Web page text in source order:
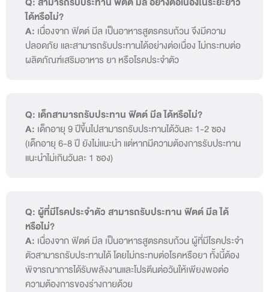
ได้หรือไม่?
A: เนื่องจาก ฟิตต์ มีล เป็นอาหารสูตรครบถ้วน จึงมีความ
ปลอดภัย และสามารถรับประทานได้อย่างต่อเนื่อง ไม่กระทบต่อ
ผลิตภัณฑ์เสริมอาหาร ยา หรือโรคประจำตัว
Q: เด็กสามารถรับประทาน ฟิตต์ มีล ได้หรือไม่?
A: เด็กอายุ 9 ปีขึ้นไปสามารถรับประทานได้วันละ 1-2 ซอง
(เด็กอายุ 6-8 ปี ยังไม่แนะนำ แต่หากมีความต้องการรับประทาน
แนะนำไม่เกินวันละ 1 ซอง)
Q: ผู้ที่มีโรคประจำตัว สามารถรับประทาน ฟิตต์ มีล ได้
หรือไม่?
A: เนื่องจาก ฟิตต์ มีล เป็นอาหารสูตรครบถ้วน ผู้ที่มีโรคประจำ
ตัวสามารถรับประทานได้ โดยไม่กระทบต่อโรคหรือยา ทั้งนี้ต้อง
พิจารณาการได้รับพลังงานและโปรตีนต่อวันให้เพียงพอต่อ
ความต้องการของร่างกายด้วย